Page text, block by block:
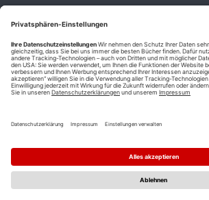
BarrierefreiheitserklärungCookie-
*
Die mit Sternchen (*) gekennzeichneten Links
Wenn Sie auf einen solchen Link klicken und
kaufen, bekommen wir vom betreffenden
Kauf oder Preis.
Mehrwertsteuer.
Versand innerhalb Deutschlands
Bestellwert.
2
Vorbestellung ab 30 Tage vor